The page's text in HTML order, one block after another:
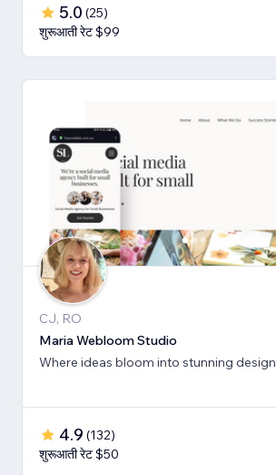
5.0 (25)
शुरूआती रेट $99
CJ, RO
Maria Webloom Studio
Where ideas bloom into stunning design
4.9 (132)
शुरूआती रेट $50